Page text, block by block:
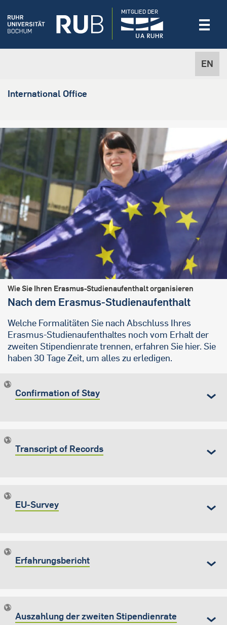
EN
MITGLIED DER
International Office
Wie Sie Ihren Erasmus-Studienaufenthalt organisieren
Nach dem Erasmus-Studienaufenthalt
Welche Formalitäten Sie nach Abschluss Ihres
Erasmus-Studienaufenthaltes noch vom Erhalt der
zweiten Stipendienrate trennen, erfahren Sie hier. Sie
haben 30 Tage Zeit, um alles zu erledigen.
Confirmation of Stay
Transcript of Records
EU-Survey
Erfahrungsbericht
Auszahlung der zweiten Stipendienrate